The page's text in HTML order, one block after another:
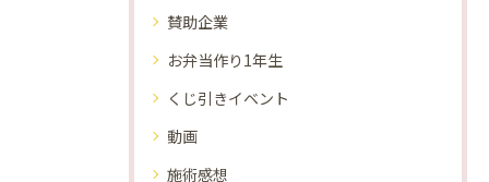
賛助企業
お弁当作り1年生
くじ引きイベント
動画
施術感想